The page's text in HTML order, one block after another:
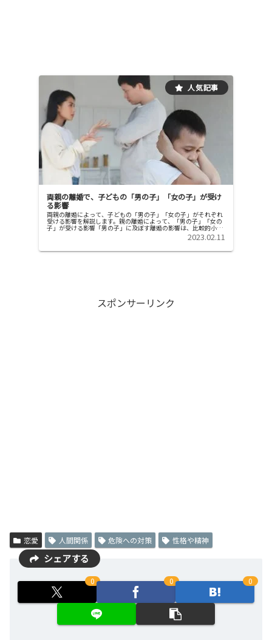
両親の離婚で、子どもの「男の子」「女の子」が受け
る影響
両親の離婚によって、子どもの「男の子」「女の子」がそれぞれ
受ける影響を解説します。親の離婚によって、「男の子」「女の
子」が受ける影響「男の子」に及ぼす離婚の影響は、比較的小さ
い 両親が離婚した結果、ほとんどの場合で母子家庭という状況に
2023.02.11
スポンサーリンク
恋愛 人間関係 危険への対策 性格や精神
シェアする
0 0 0